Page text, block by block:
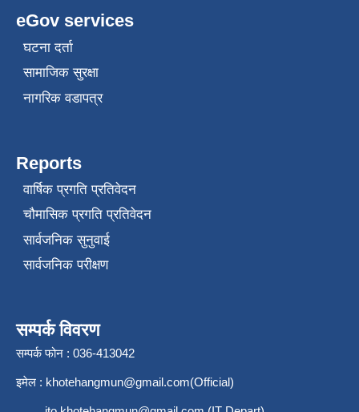
eGov services
घटना दर्ता
सामाजिक सुरक्षा
नागरिक वडापत्र
Reports
वार्षिक प्रगति प्रतिवेदन
चौमासिक प्रगति प्रतिवेदन
सार्वजनिक सुनुवाई
सार्वजनिक परीक्षण
सम्पर्क विवरण
सम्पर्क फोन : 036-413042
इमेल : khotehangmun@gmail.com(Official)